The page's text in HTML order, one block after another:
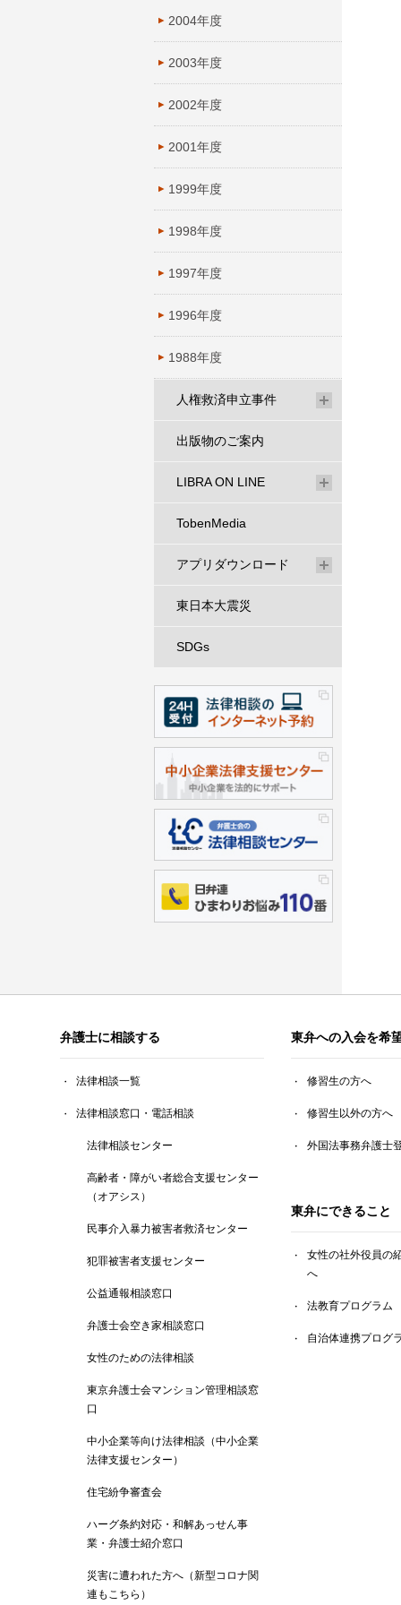
2004年度
2003年度
2002年度
2001年度
1999年度
1998年度
1997年度
1996年度
1988年度
人権救済申立事件
出版物のご案内
LIBRA ON LINE
TobenMedia
アプリダウンロード
東日本大震災
SDGs
弁護士に相談する
法律相談一覧
法律相談窓口・電話相談
法律相談センター
高齢者・障がい者総合支援センター
（オアシス）
民事介入暴力被害者救済センター
犯罪被害者支援センター
公益通報相談窓口
弁護士会空き家相談窓口
女性のための法律相談
東京弁護士会マンション管理相談窓
口
中小企業等向け法律相談（中小企業
法律支援センター）
住宅紛争審査会
ハーグ条約対応・和解あっせん事
業・弁護士紹介窓口
災害に遭われた方へ（新型コロナ関
連もこちら）
東弁への入会を希
修習生の方へ
修習生以外の方へ
外国法事務弁護士
東弁にできること
女性の社外役員の
へ
法教育プログラム
自治体連携プログ